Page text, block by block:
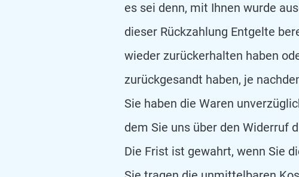
es sei denn, mit Ihnen wurde
dieser Rückzahlung Entgelte
wieder zurückerhalten haben
zurückgesandt haben, je
Sie haben die Waren
dem Sie uns über den Widerruf
Die Frist ist gewahrt, wenn Sie